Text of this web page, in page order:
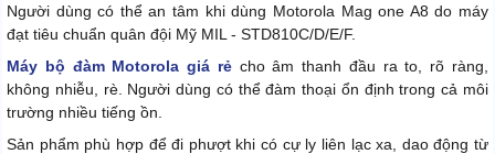
Người dùng có thể an tâm khi dùng Motorola Mag one A8 do máy
đạt tiêu chuẩn quân đội Mỹ MIL - STD810C/D/E/F.
Máy bộ đàm Motorola giá rẻcho âm thanh đầu ra to, rõ ràng,
không nhiễu, rè. Người dùng có thể đàm thoại ổn định trong cả môi
trường nhiều tiếng ồn.
Sản phẩm phù hợp để đi phượt khi có cự ly liên lạc xa, dao động từ